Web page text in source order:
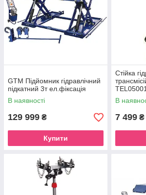
GTM Підйомник гідравлічний
підкатний 3т ел.фіксація
В наявності
129 999 ₴
Купити
Стійка
TEL05001
В
7 499 ₴